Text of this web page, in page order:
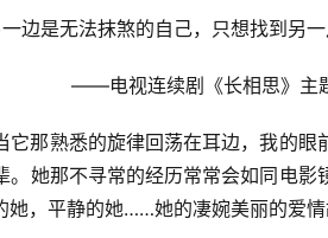
边是无法抹煞的自己，只想找到另一
续剧《长相思》主题歌“
它那熟悉的旋律回荡在耳边，我的
她那不寻常的经历常常会如同电影
，平静的她……她的凄婉美丽的爱情